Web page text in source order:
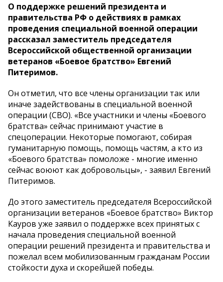
О поддержке решений президента и
правительства РФ о действиях в рамках
проведения специальной военной операции
рассказал заместитель председателя
Всероссийской общественной организации
ветеранов «Боевое братство» Евгений
Питеримов.
Он отметил, что все члены организации так или
иначе задействованы в специальной военной
операции (СВО). «Все участники и члены «Боевого
братства» сейчас принимают участие в
спецоперации. Некоторые помогают, собирая
гуманитарную помощь, помощь частям, а кто из
«Боевого братства» помоложе - многие именно
сейчас воюют как добровольцы», - заявил Евгений
Питеримов.
До этого заместитель председателя Всероссийской
организации ветеранов «Боевое братство» Виктор
Кауров уже заявил о поддержке всех принятых с
начала проведения специальной военной
операции решений президента и правительства и
пожелал всем мобилизованным гражданам России
стойкости духа и скорейшей победы.